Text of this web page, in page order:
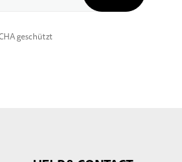
geschützt